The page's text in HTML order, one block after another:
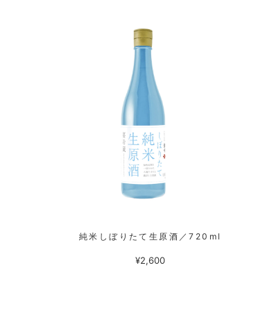
純米しぼりたて生原酒／720ml
¥2,600